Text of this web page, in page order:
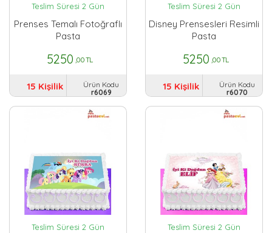
Teslim Süresi 2 Gün
Prenses Temalı Fotoğraflı
Pasta
5250 ,00 TL
15 Kişilik
Ürün Kodu
r6069
Teslim Süresi 2 Gün
Disney Prensesleri Resimli
Pasta
5250 ,00 TL
15 Kişilik
Ürün Kodu
r6070
Teslim Süresi 2 Gün Teslim Süresi 2 Gün